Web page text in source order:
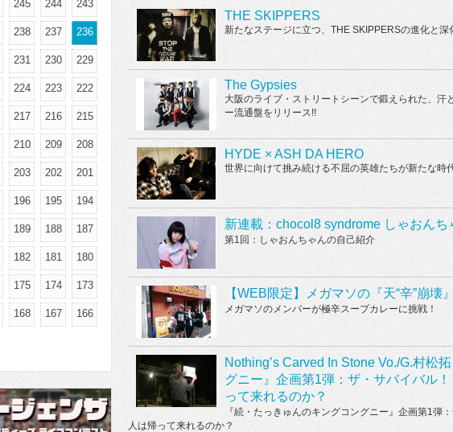
THE SKIPPERS
新たなステージに立つ、THE SKIPPERSの進化と深
The Gypsies
大阪のライブ・ストリートシーンで鍛えられた、
ー流通盤をリリース!!
HYDE × ASH DA HERO
世界に向けて挑み続ける不屈の英雄たちが新たな時
新連載：chocol8 syndrome しゃおんち
第1回：しゃおんちゃんの自己紹介
【WEB限定】メガマソの『天“辛”崩壊
メガマソのメンバーが極辛スープカレーに挑戦！
Nothing’s Carved In Stone Vo./G.村松
グニー』企画第1弾：ザ・サバイバル
って来れるのか？
『続・たっきゅんのキングコングニー』企画第1
人は帰って来れるのか？
245 244 243
238 237 236
231 230 229
224 223 222
217 216 215
210 209 208
203 202 201
196 195 194
189 188 187
182 181 180
175 174 173
168 167 166